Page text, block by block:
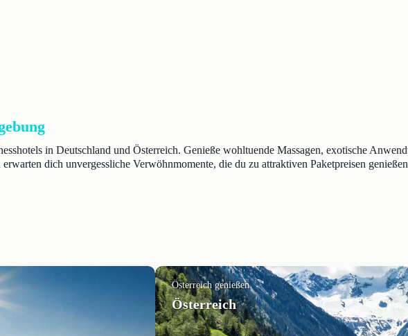
in Deutschland und Österreich. Genieße wohltuende Massagen, exotische
dich unvergessliche Verwöhnmomente, die du zu attraktiven Paketpreisen
Österreich genießen
Österreich